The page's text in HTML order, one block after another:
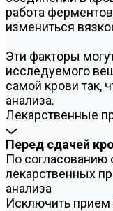
работа
измениться
Эти факторы
исследуемого
самой крови так,
анализа.
Лекарственные
Перед сдачей
По согласованию
лекарственных
анализа
Исключить прием